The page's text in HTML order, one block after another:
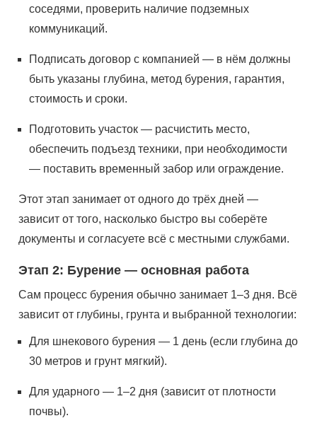
соседями, проверить наличие подземных
коммуникаций.
Подписать договор с компанией — в нём должны
быть указаны глубина, метод бурения, гарантия,
стоимость и сроки.
Подготовить участок — расчистить место,
обеспечить подъезд техники, при необходимости
— поставить временный забор или ограждение.
Этот этап занимает от одного до трёх дней —
зависит от того, насколько быстро вы соберёте
документы и согласуете всё с местными службами.
Этап 2: Бурение — основная работа
Сам процесс бурения обычно занимает 1–3 дня. Всё
зависит от глубины, грунта и выбранной технологии:
Для шнекового бурения — 1 день (если глубина до
30 метров и грунт мягкий).
Для ударного — 1–2 дня (зависит от плотности
почвы).